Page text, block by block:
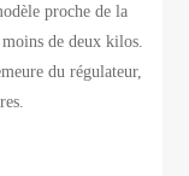
proche de la
de deux kilos.
du régulateur,